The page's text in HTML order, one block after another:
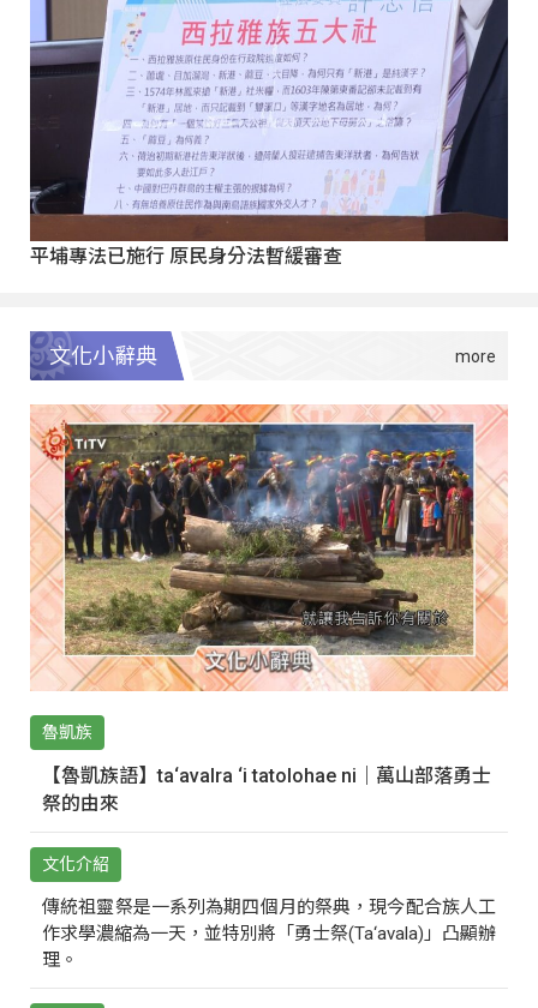
平埔專法已施行 原民身分法暫緩審查
文化小辭典
魯凱族
【魯凱族語】ta‘avalra ‘i tatolohae ni｜萬山部落勇士
祭的由來
文化介紹
傳統祖靈祭是一系列為期四個月的祭典，現今配合族人工
作求學濃縮為一天，並特別將「勇士祭(Ta‘avala)」凸顯辦
理。